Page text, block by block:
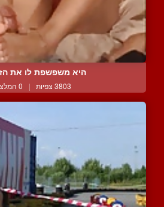
היא משפשפת לו את
3803 צפיות | 0 המלצות